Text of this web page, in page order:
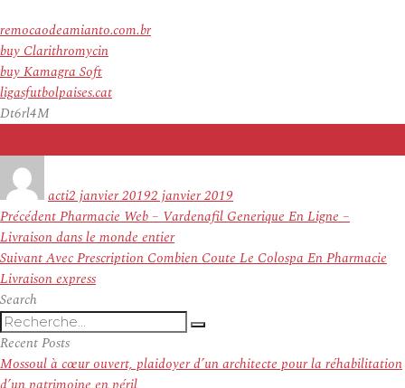
remocaodeamianto.com.br
buy Clarithromycin
buy Kamagra Soft
ligasfutbolpaises.cat
Dt6rl4M
actile
2 janvier 20192 janvier 2019
Navigation
de
l’article
PrécédentArticle
précédent :
Pharmacie Web – Vardenafil Generique En Ligne –
Livraison dans le monde entier
SuivantArticle
suivant :
Avec Prescription Combien Coute Le Colospa En Pharmacie
Livraison express
Search
Recherche
pour
:
Recherche
Recent Posts
Mossoul à cœur ouvert, plaidoyer d’un architecte pour la réhabilitation